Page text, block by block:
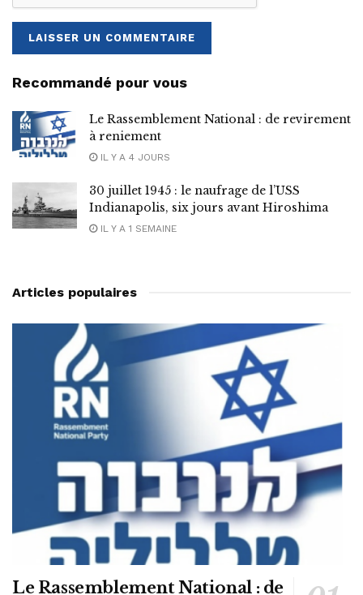
Recommandé pour vous
Le Rassemblement National : de revirement
à reniement
IL Y A 4 JOURS
30 juillet 1945 : le naufrage de l’USS
Indianapolis, six jours avant Hiroshima
IL Y A 1 SEMAINE
Articles populaires
Le Rassemblement National : de